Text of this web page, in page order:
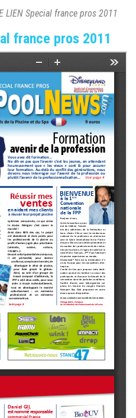
LIEN Special france pros 2011
france pros 2011